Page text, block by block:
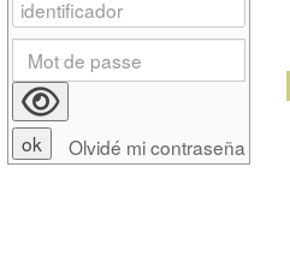
Olvidé mi contraseña